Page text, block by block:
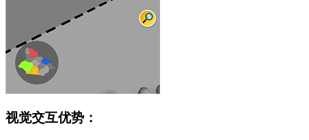
视觉交互优势：